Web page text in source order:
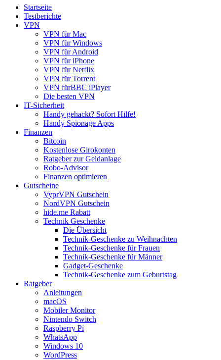
Startseite
Testberichte
VPN
VPN für Mac
VPN für Windows
VPN für Android
VPN für iPhone
VPN für Netflix
VPN für Torrent
VPN fürBBC iPlayer
Die besten VPN
IT-Sicherheit
Handy gehackt? Sofort Hilfe!
Handy Spionage Apps
Finanzen
Bitcoin
Kostenlose Girokonten
Ratgeber zur Geldanlage
Robo-Advisor
Finanzen optimieren
Gutscheine
VyprVPN Gutschein
NordVPN Gutschein
hide.me Rabatt
Technik Geschenke
Die Übersicht
Technik-Geschenke zu Weihnachten
Technik-Geschenke für Frauen
Technik-Geschenke für Männer
Gadget-Geschenke
Technik-Geschenke zum Geburtstag
Ratgeber
Anleitungen
macOS
Mobiler Monitor
Nintendo Switch
Raspberry Pi
WhatsApp
Windows 10
WordPress